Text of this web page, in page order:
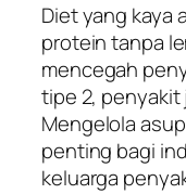
Diet yang kaya
protein tanpa
mencegah
tipe 2,
Mengelola
penting bagi
keluarga